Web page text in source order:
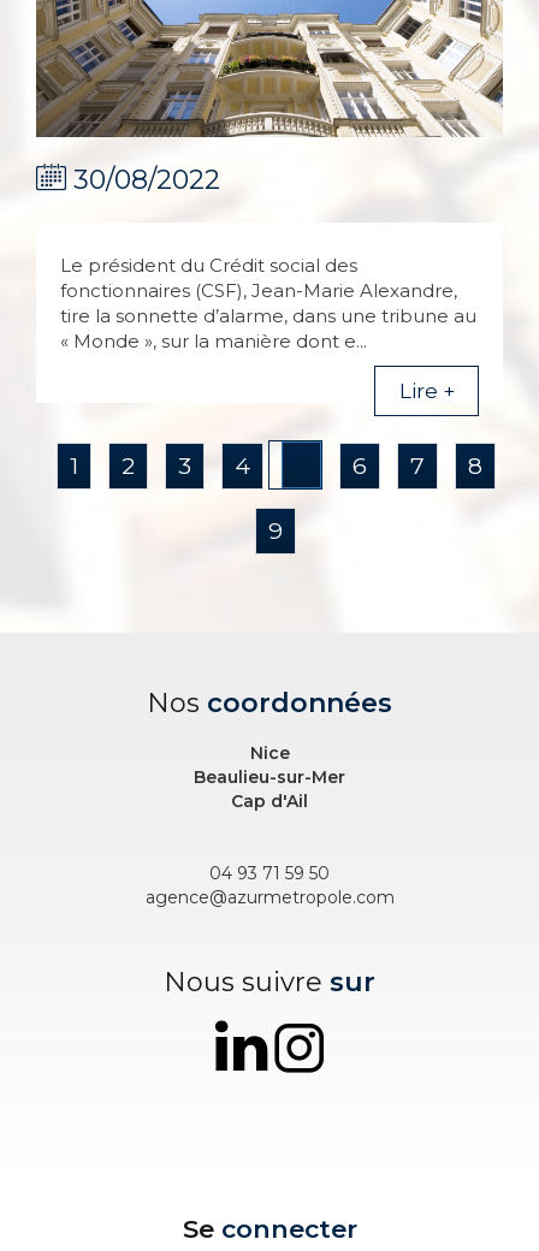
30/08/2022
Le président du Crédit social des
fonctionnaires (CSF), Jean-Marie Alexandre,
tire la sonnette d’alarme, dans une tribune au
« Monde », sur la manière dont e...
Lire +
1 2 3 4 6 7 8
9
Nos coordonnées
Nice
Beaulieu-sur-Mer
Cap d'Ail
04 93 71 59 50
agence@azurmetropole.com
Nous suivre sur
Se connecter